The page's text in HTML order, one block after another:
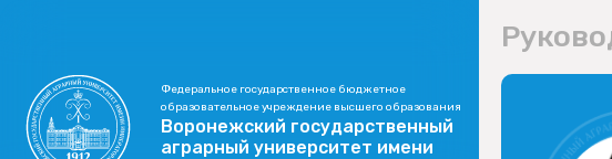
Федеральное государственное бюджетное
образовательное учреждение высшего образования
Воронежский государственный
аграрный университет имени